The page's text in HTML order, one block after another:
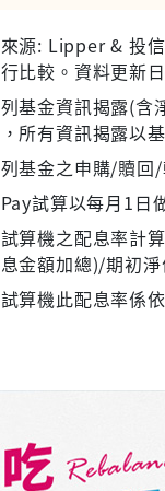
源: Lipper & 投
比較。資料更新
基金資訊揭露(含
所有資訊揭露以
基金之申購/贖回
試算以每月1日
算機之配息率計
金額加總)/期初淨
算機此配息率係